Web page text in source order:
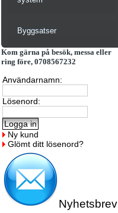
Byggsatser
Kom gärna på besök, messa eller
ring före, 0708567232
Användarnamn:
Lösenord:
Ny kund
Glömt ditt lösenord?
Nyhetsbrev